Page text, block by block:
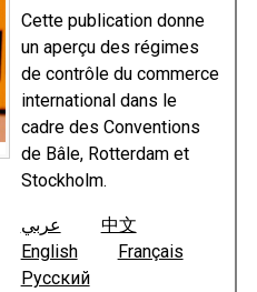
Cette publication donne
un aperçu des régimes
de contrôle du commerce
international dans le
cadre des Conventions
de Bâle, Rotterdam et
Stockholm.
عربي
中文
English
Français
Русский